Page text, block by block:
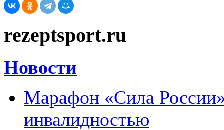
rezeptsport.ru
Новости
Марафон «Сила
инвалидностью